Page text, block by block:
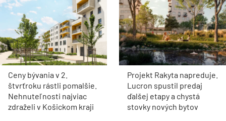
Ceny bývania v 2.
štvrťroku rástli pomalšie.
Nehnuteľnosti najviac
zdraželi v Košickom kraji
Projekt Rakyta napreduje.
Lucron spustil predaj
ďalšej etapy a chystá
stovky nových bytov